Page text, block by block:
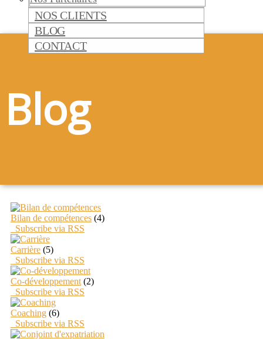
NOS CLIENTS
BLOG
CONTACT
Blog
Bilan de compétences (4)
Subscribe via RSS
Carrière (5)
Subscribe via RSS
Co-développement (2)
Subscribe via RSS
Coaching (6)
Subscribe via RSS